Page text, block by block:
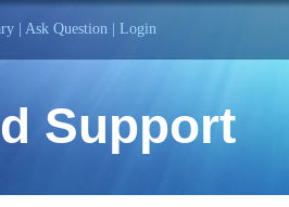
Ask Question Login
Support